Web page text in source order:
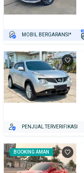
MOBIL BERGARANSI*
PENJUAL TERVERIFIKASI
BOOKING AMAN